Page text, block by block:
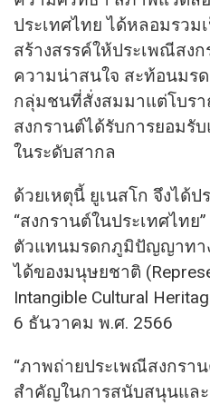
ประเทศไทย ได้หลอมรว
สร้างสรรค์ให้ประเพณีสง
ความน่าสนใจ สะท้อนมร
กลุ่มชนที่สั่งสมมาแต่โบร
สงกรานต์ได้รับการยอมรั
ในระดับสากล
ด้วยเหตุนี้ ยูเนสโก จึงได้
“สงกรานต์ในประเทศไทย
ตัวแทนมรดกภูมิปัญญาทา
ได้ของมนุษยชาติ
Intangible Cultural
6 ธันวาคม พ.ศ. 2566
“ภาพถ่ายประเพณีสงกรา
สำคัญในการสนับสนุนและ